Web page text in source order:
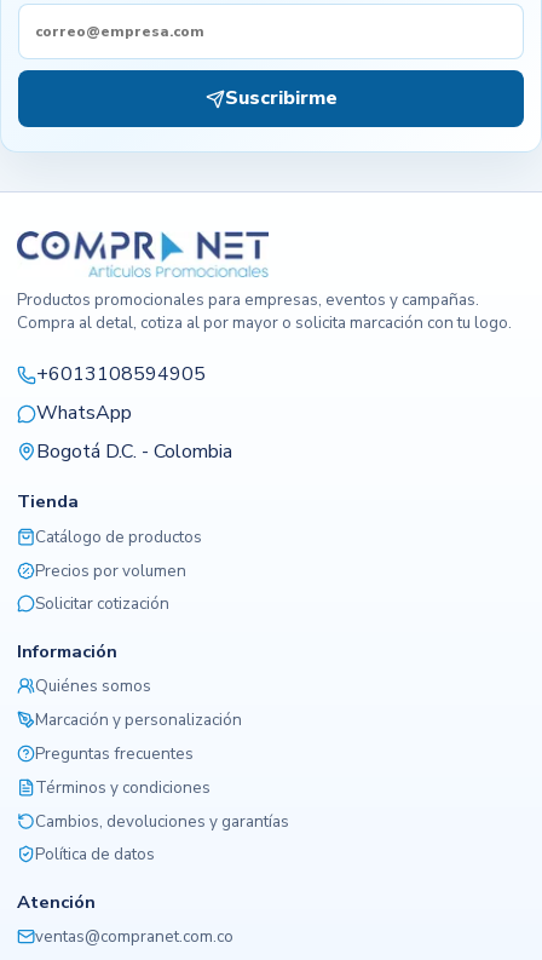
Suscribirme
Productos promocionales para empresas, eventos y campañas.
Compra al detal, cotiza al por mayor o solicita marcación con tu logo.
+6013108594905
WhatsApp
Bogotá D.C. - Colombia
Tienda
Catálogo de productos
Precios por volumen
Solicitar cotización
Información
Quiénes somos
Marcación y personalización
Preguntas frecuentes
Términos y condiciones
Cambios, devoluciones y garantías
Política de datos
Atención
ventas@compranet.com.co